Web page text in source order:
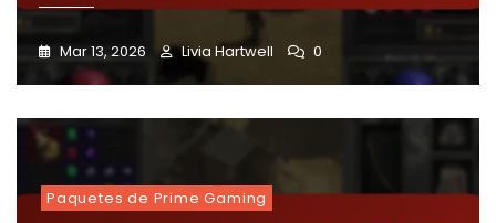
Mar 13, 2026 Livia Hartwell 0
Paquetes de Prime Gaming